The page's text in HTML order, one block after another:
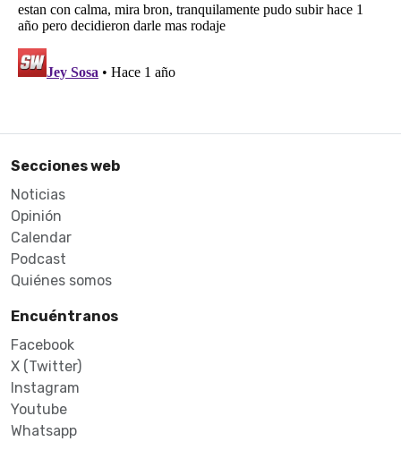
Secciones web
Noticias
Opinión
Calendar
Podcast
Quiénes somos
Encuéntranos
Facebook
X (Twitter)
Instagram
Youtube
Whatsapp